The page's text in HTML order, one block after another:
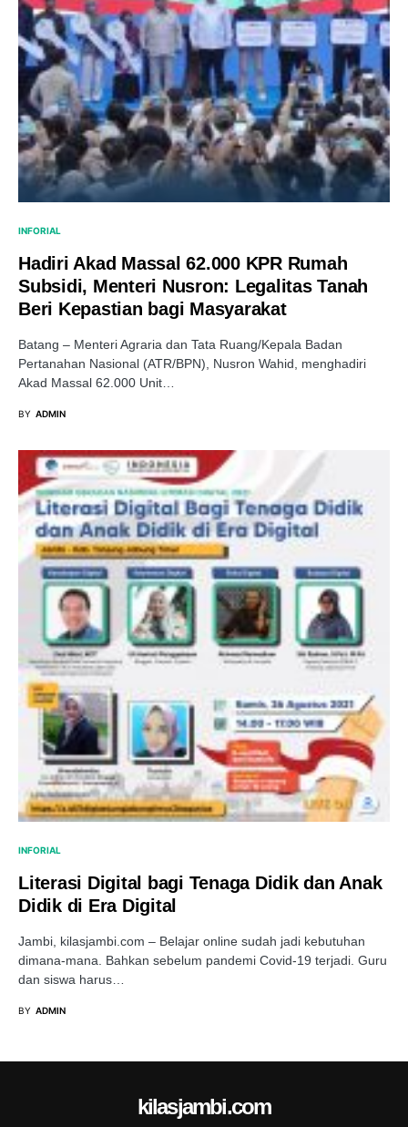
INFORIAL
Hadiri Akad Massal 62.000 KPR Rumah
Subsidi, Menteri Nusron: Legalitas Tanah
Beri Kepastian bagi Masyarakat
Batang – Menteri Agraria dan Tata Ruang/Kepala Badan
Pertanahan Nasional (ATR/BPN), Nusron Wahid, menghadiri
Akad Massal 62.000 Unit…
BY ADMIN
INFORIAL
Literasi Digital bagi Tenaga Didik dan Anak
Didik di Era Digital
Jambi, kilasjambi.com – Belajar online sudah jadi kebutuhan
dimana-mana. Bahkan sebelum pandemi Covid-19 terjadi. Guru
dan siswa harus…
BY ADMIN
kilasjambi.com